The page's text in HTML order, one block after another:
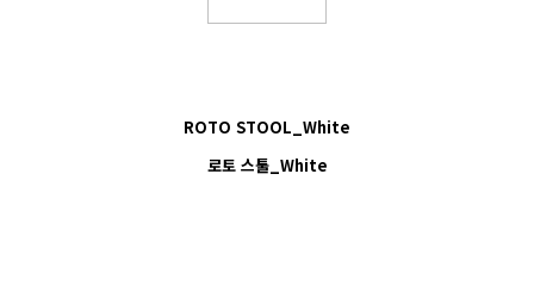
ROTO STOOL_White
로토 스툴_White